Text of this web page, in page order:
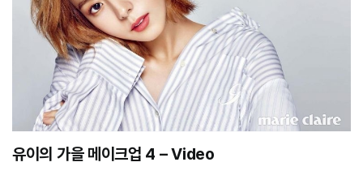
유이의 가을 메이크업 4 – Video